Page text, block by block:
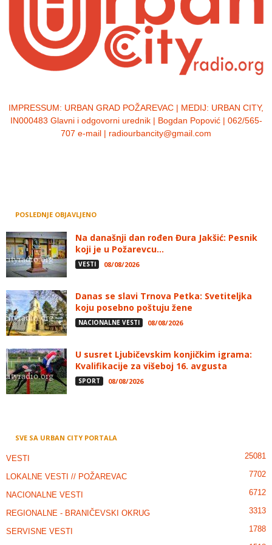
IMPRESSUM: URBAN GRAD POŽAREVAC | MEDIJ: URBAN CITY,
IN000483 Glavni i odgovorni urednik | Bogdan Popović | 062/565-
707 e-mail | radiourbancity@gmail.com
POSLEDNJE OBJAVLJENO
Na današnji dan rođen Đura Jakšić: Pesnik
koji je u Požarevcu...
VESTI 08/08/2026
Danas se slavi Trnova Petka: Svetiteljka
koju posebno poštuju žene
NACIONALNE VESTI 08/08/2026
U susret Ljubičevskim konjičkim igrama:
Kvalifikacije za višeboj 16. avgusta
SPORT 08/08/2026
SVE SA URBAN CITY PORTALA
VESTI 25081
LOKALNE VESTI // POŽAREVAC 7702
NACIONALNE VESTI 6712
REGIONALNE - BRANIČEVSKI OKRUG 3313
SERVISNE VESTI
1788